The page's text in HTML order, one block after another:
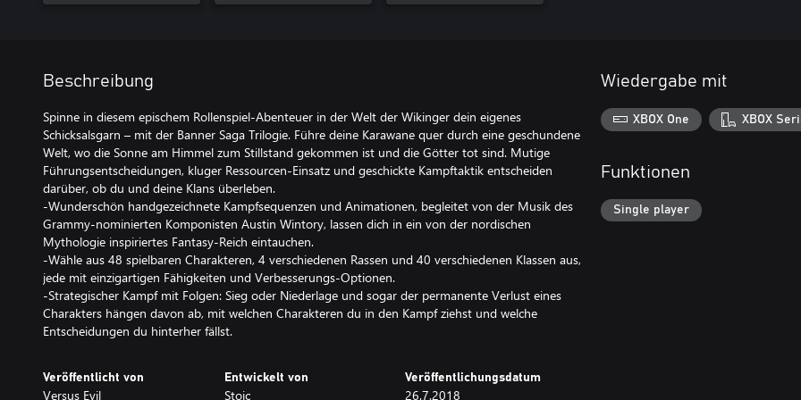
Beschreibung
Spinne in diesem epischem Rollenspiel-Abenteuer in der Welt der Wikinger dein eigenes
Schicksalsgarn – mit der Banner Saga Trilogie. Führe deine Karawane quer durch eine geschundene
Welt, wo die Sonne am Himmel zum Stillstand gekommen ist und die Götter tot sind. Mutige
Führungsentscheidungen, kluger Ressourcen-Einsatz und geschickte Kampftaktik entscheiden
darüber, ob du und deine Klans überleben.
-Wunderschön handgezeichnete Kampfsequenzen und Animationen, begleitet von der Musik des
Grammy-nominierten Komponisten Austin Wintory, lassen dich in ein von der nordischen
Mythologie inspiriertes Fantasy-Reich eintauchen.
-Wähle aus 48 spielbaren Charakteren, 4 verschiedenen Rassen und 40 verschiedenen Klassen aus,
jede mit einzigartigen Fähigkeiten und Verbesserungs-Optionen.
-Strategischer Kampf mit Folgen: Sieg oder Niederlage und sogar der permanente Verlust eines
Charakters hängen davon ab, mit welchen Charakteren du in den Kampf ziehst und welche
Entscheidungen du hinterher fällst.
Veröffentlicht von
Versus Evil
Entwickelt von
Stoic
Veröffentlichungsdatum
26.7.2018
Wiedergabe mit
XBOX One XBOX
Funktionen
Single player